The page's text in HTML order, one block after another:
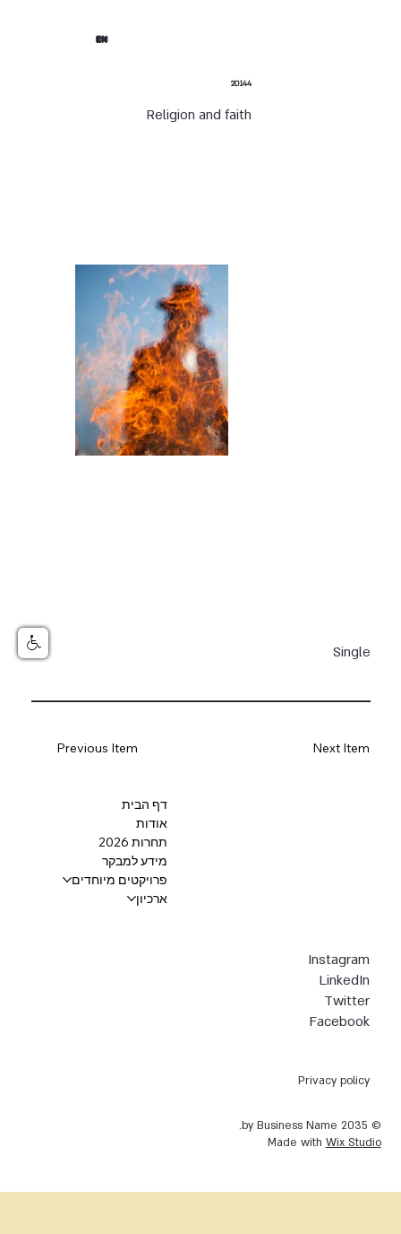
EN
20144
Religion and faith
Single
Next Item
Previous Item
Privacy policy
© 2035 by Business Name.
Made with Wix Studio
Instagram
LinkedIn
Twitter
Facebook
דף הבית
אודות
תחרות 2026
מידע למבקר
פרויקטים מיוחדים
ארכיון